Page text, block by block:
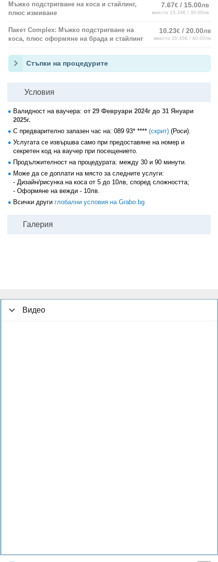
Мъжко подстригване на коса и стайлинг,
плюс измиване
7.67€ / 15.00лв
вместо 15.34€ / 30.00лв
Пакет Complex: Мъжко подстригване на
коса, плюс оформяне на брада и стайлинг
10.23€ / 20.00лв
вместо 20.45€ / 40.00лв
Стъпки на процедурите
Условия
Валидност на ваучера: от 29 Февруари 2024г до 31 Януари
2025г.
С предварително запазен час на: 089 93* **** (скрит) (Роси).
Услугата се извършва само при предоставяне на номер и
секретен код на ваучер при посещението.
Продължителност на процедурата: между 30 и 90 минути.
Може да се доплати на място за следните услуги:
- Дизайн/рисунка на коса от 5 до 10лв, според сложността;
- Оформяне на вежди - 10лв.
Всички други глобални условия на Grabo.bg
Галерия
Видео